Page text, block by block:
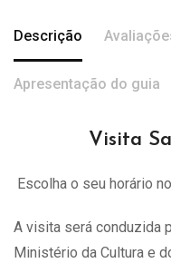
Descrição
Apresentação do guia
Visita
Escolha o seu horário
A visita será conduzida
Ministério da Cultura e